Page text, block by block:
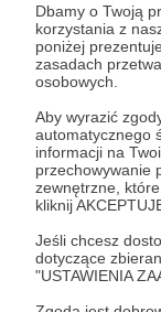
Dbamy o Twoją
korzystania z
poniżej
zasadach
osobowych.
Aby wyrazić
automatycznego
informacji na
przechowywanie
zewnętrzne,
kliknij
Jeśli chcesz
dotyczące
"USTAWIENIA